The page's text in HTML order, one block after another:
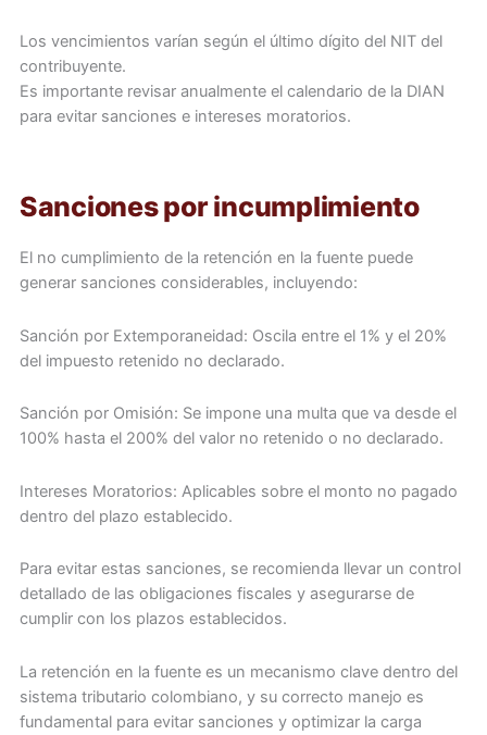
Los vencimientos varían según el último dígito del NIT del
contribuyente.
Es importante revisar anualmente el calendario de la DIAN
para evitar sanciones e intereses moratorios.
Sanciones por incumplimiento
El no cumplimiento de la retención en la fuente puede
generar sanciones considerables, incluyendo:
Sanción por Extemporaneidad: Oscila entre el 1% y el 20%
del impuesto retenido no declarado.
Sanción por Omisión: Se impone una multa que va desde el
100% hasta el 200% del valor no retenido o no declarado.
Intereses Moratorios: Aplicables sobre el monto no pagado
dentro del plazo establecido.
Para evitar estas sanciones, se recomienda llevar un control
detallado de las obligaciones fiscales y asegurarse de
cumplir con los plazos establecidos.
La retención en la fuente es un mecanismo clave dentro del
sistema tributario colombiano, y su correcto manejo es
fundamental para evitar sanciones y optimizar la carga